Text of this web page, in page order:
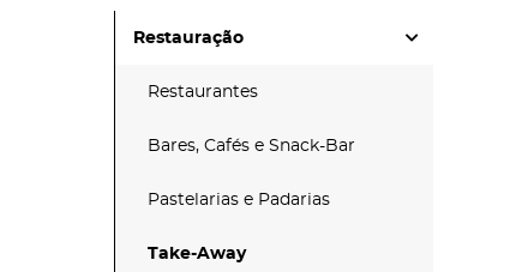
Restauração
Restaurantes
Bares, Cafés e Snack-Bar
Pastelarias e Padarias
Take-Away